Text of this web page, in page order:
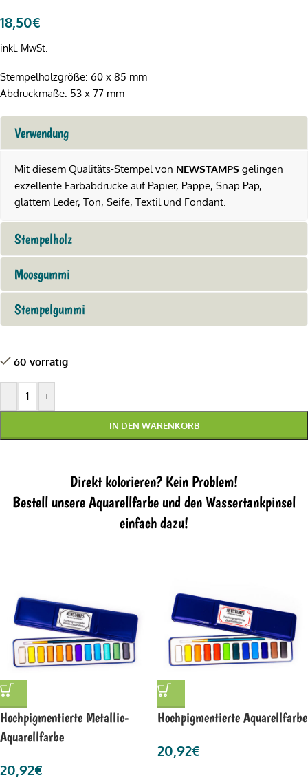
18,50€
inkl. MwSt.
Stempelholzgröße: 60 x 85 mm
Abdruckmaße: 53 x 77 mm
Verwendung
Mit diesem Qualitäts-Stempel von NEWSTAMPS gelingen
exzellente Farbabdrücke auf Papier, Pappe, Snap Pap,
glattem Leder, Ton, Seife, Textil und Fondant.
Stempelholz
Moosgummi
Stempelgummi
60 vorrätig
- +
IN DEN WARENKORB
Direkt kolorieren? Kein Problem!
Bestell unsere Aquarellfarbe und den Wassertankpinsel
einfach dazu!
Hochpigmentierte Metallic-
Aquarellfarbe
20,92€
Hochpigmentierte Aquarellfarbe
20,92€